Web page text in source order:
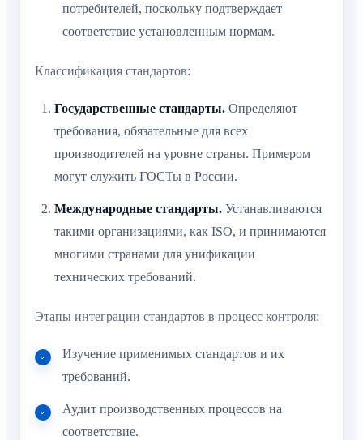
потребителей, поскольку подтверждает
соответствие установленным нормам.
Классификация стандартов:
Государственные стандарты. Определяют
требования, обязательные для всех
производителей на уровне страны. Примером
могут служить ГОСТы в России.
Международные стандарты. Устанавливаются
такими организациями, как ISO, и принимаются
многими странами для унификации
технических требований.
Этапы интеграции стандартов в процесс контроля:
Изучение применимых стандартов и их
требований.
Аудит производственных процессов на
соответствие.